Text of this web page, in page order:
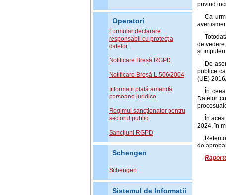
Operatori
Formular declarare
responsabil cu protecția
datelor
Notificare Breșă RGPD
Notificare Breșă L.506/2004
Informații plată amendă
persoane juridice
Regimul sancționator pentru
sectorul public
Sancțiuni RGPD
Schengen
Schengen
Sistemul de Informatii
privind
Ca
de vedere
și
De
publice
(UE)
În
Datelor
În
2024, în
de